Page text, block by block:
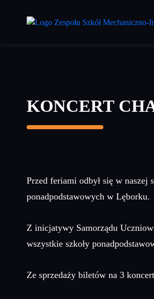
KONCERT
Przed feriami odbył się w naszej
ponadpodstawowych w Lęborku.
Z inicjatywy Samorządu
wszystkie szkoły
Ze sprzedaży biletów na 3